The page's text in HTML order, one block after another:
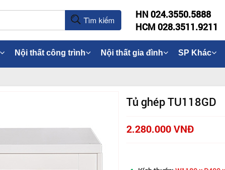
Tìm kiếm
HN 024.3550.5888
HCM 028.3511.9211
Nội thất công trình Nội thất gia đình SP Khác
Tủ ghép TU118GD
2.280.000 VNĐ